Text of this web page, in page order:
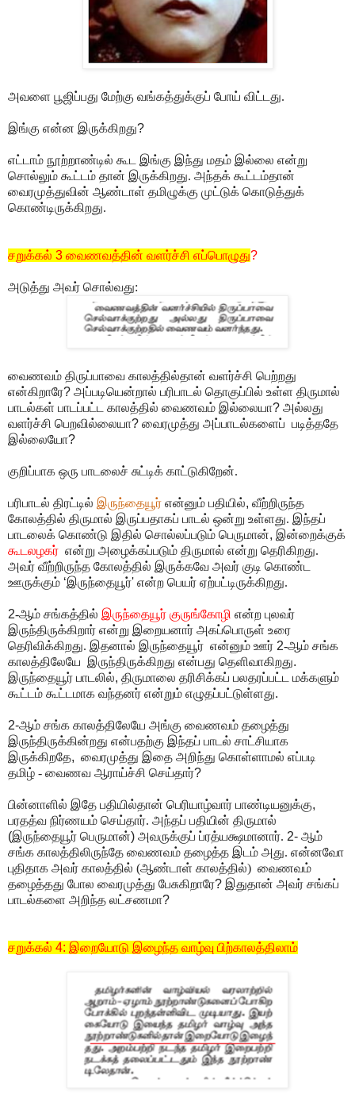
அவளை பூஜிப்பது மேற்கு வங்கத்துக்குப் போய் விட்டது.
இங்கு என்ன இருக்கிறது?
எட்டாம் நூற்றாண்டில் கூட இங்கு இந்து மதம் இல்லை என்று
சொல்லும் கூட்டம் தான் இருக்கிறது. அந்தக் கூட்டம்தான்
வைரமுத்துவின் ஆண்டாள் தமிழுக்கு முட்டுக் கொடுத்துக்
கொண்டிருக்கிறது.
சறுக்கல் 3 வைணவத்தின் வளர்ச்சி எப்பொழுது?
அடுத்து அவர் சொல்வது:
வைணவம் திருப்பாவை காலத்தில்தான் வளர்ச்சி பெற்றது
என்கிறாரே? அப்படியென்றால் பரிபாடல் தொகுப்பில் உள்ள திருமால்
பாடல்கள் பாடப்பட்ட காலத்தில் வைணவம் இல்லையா? அல்லது
வளர்ச்சி பெறவில்லையா? வைரமுத்து அப்பாடல்களைப் படித்ததே
இல்லையோ?
குறிப்பாக ஒரு பாடலைச் சுட்டிக் காட்டுகிறேன்.
பரிபாடல் திரட்டில் இருந்தையூர் என்னும் பதியில், வீற்றிருந்த
கோலத்தில் திருமால் இருப்பதாகப் பாடல் ஒன்று உள்ளது. இந்தப்
பாடலைக் கொண்டு இதில் சொல்லப்படும் பெருமான், இன்றைக்குக்
கூடலழகர் என்று அழைக்கப்படும் திருமால் என்று தெரிகிறது.
அவர் வீற்றிருந்த கோலத்தில் இருக்கவே அவர் குடி கொண்ட
ஊருக்கும் ‘இருந்தையூர்' என்ற பெயர் ஏற்பட்டிருக்கிறது.
2-ஆம் சங்கத்தில் இருந்தையூர் குருங்கோழி என்ற புலவர்
இருந்திருக்கிறார் என்று இறையனார் அகப்பொருள் உரை
தெரிவிக்கிறது. இதனால் இருந்தையூர் என்னும் ஊர் 2-ஆம் சங்க
காலத்திலேயே இருந்திருக்கிறது என்பது தெளிவாகிறது.
இருந்தையூர் பாடலில், திருமாலை தரிசிக்கப் பலதரப்பட்ட மக்களும்
கூட்டம் கூட்டமாக வந்தனர் என்றும் எழுதப்பட்டுள்ளது.
2-ஆம் சங்க காலத்திலேயே அங்கு வைணவம் தழைத்து
இருந்திருக்கின்றது என்பதற்கு இந்தப் பாடல் சாட்சியாக
இருக்கிறதே, வைரமுத்து இதை அறிந்து கொள்ளாமல் எப்படி
தமிழ் - வைணவ ஆராய்ச்சி செய்தார்?
பின்னாளில் இதே பதியில்தான் பெரியாழ்வார் பாண்டியனுக்கு,
பரதத்வ நிர்ணயம் செய்தார். அந்தப் பதியின் திருமால்
(இருந்தையூர் பெருமான்) அவருக்குப் ப்ரத்யக்ஷமானார். 2- ஆம்
சங்க காலத்திலிருந்தே வைணவம் தழைத்த இடம் அது. என்னவோ
புதிதாக அவர் காலத்தில் (ஆண்டாள் காலத்தில்) வைணவம்
தழைத்தது போல வைரமுத்து பேசுகிறாரே? இதுதான் அவர் சங்கப்
பாடல்களை அறிந்த லட்சணமா?
சறுக்கல் 4: இறையோடு இழைந்த வாழ்வு பிற்காலத்திலாம்